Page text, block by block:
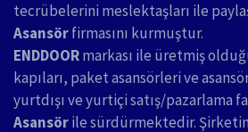
tecrübelerini meslektaşları ile
Asansörfirmasını kurmuştur.
ENDDOORmarkası ile üretmiş
kapıları, paket asansörleri ve
yurtdışı ve yurtiçi satış/pazarlama
Asansörile sürdürmektedir.